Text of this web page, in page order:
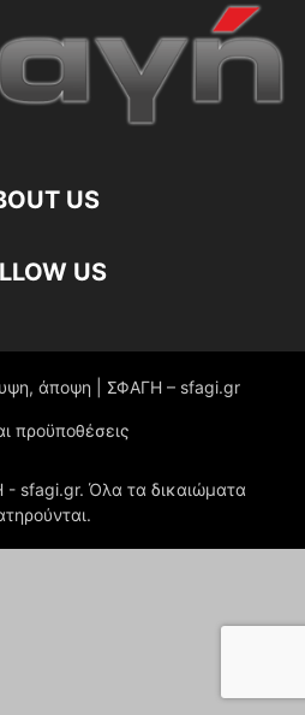
US
US
άποψη | ΣΦΑΓΗ – sfagi.gr
προϋποθέσεις
- sfagi.gr. Όλα τα δικαιώματα